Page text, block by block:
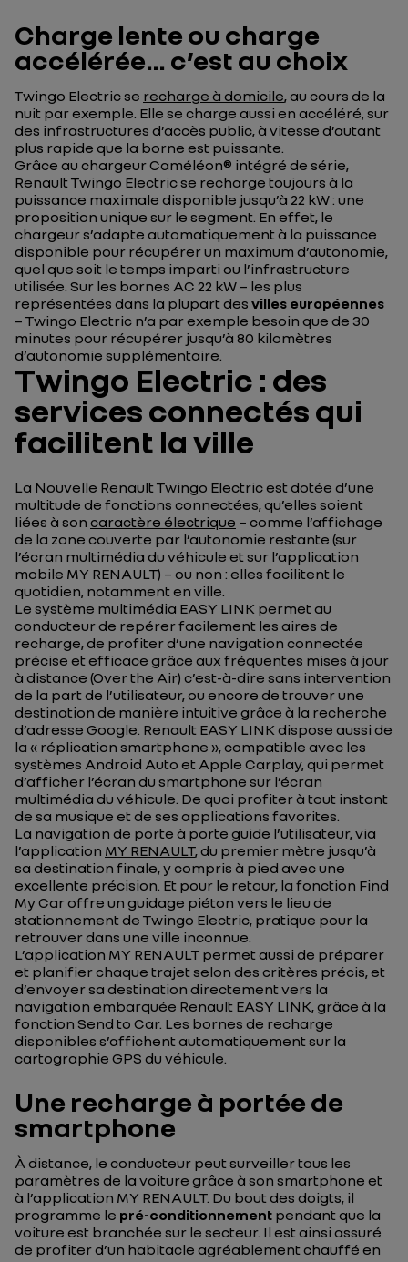
Charge lente ou charge
accélérée… c’est au choix
Twingo Electric se recharge à domicile, au cours de la
nuit par exemple. Elle se charge aussi en accéléré, sur
des infrastructures d’accès public, à vitesse d’autant
plus rapide que la borne est puissante.
Grâce au chargeur Caméléon® intégré de série,
Renault Twingo Electric se recharge toujours à la
puissance maximale disponible jusqu’à 22 kW : une
proposition unique sur le segment. En effet, le
chargeur s’adapte automatiquement à la puissance
disponible pour récupérer un maximum d’autonomie,
quel que soit le temps imparti ou l’infrastructure
utilisée. Sur les bornes AC 22 kW – les plus
représentées dans la plupart des villes européennes
– Twingo Electric n’a par exemple besoin que de 30
minutes pour récupérer jusqu’à 80 kilomètres
d’autonomie supplémentaire.
Twingo Electric : des
services connectés qui
facilitent la ville
La Nouvelle Renault Twingo Electric est dotée d’une
multitude de fonctions connectées, qu’elles soient
liées à son caractère électrique – comme l’affichage
de la zone couverte par l’autonomie restante (sur
l’écran multimédia du véhicule et sur l’application
mobile MY RENAULT) – ou non : elles facilitent le
quotidien, notamment en ville.
Le système multimédia EASY LINK permet au
conducteur de repérer facilement les aires de
recharge, de profiter d’une navigation connectée
précise et efficace grâce aux fréquentes mises à jour
à distance (Over the Air) c’est-à-dire sans intervention
de la part de l’utilisateur, ou encore de trouver une
destination de manière intuitive grâce à la recherche
d’adresse Google. Renault EASY LINK dispose aussi de
la « réplication smartphone », compatible avec les
systèmes Android Auto et Apple Carplay, qui permet
d’afficher l’écran du smartphone sur l’écran
multimédia du véhicule. De quoi profiter à tout instant
de sa musique et de ses applications favorites.
La navigation de porte à porte guide l’utilisateur, via
l’application MY RENAULT, du premier mètre jusqu’à
sa destination finale, y compris à pied avec une
excellente précision. Et pour le retour, la fonction Find
My Car offre un guidage piéton vers le lieu de
stationnement de Twingo Electric, pratique pour la
retrouver dans une ville inconnue.
L’application MY RENAULT permet aussi de préparer
et planifier chaque trajet selon des critères précis, et
d’envoyer sa destination directement vers la
navigation embarquée Renault EASY LINK, grâce à la
fonction Send to Car. Les bornes de recharge
disponibles s’affichent automatiquement sur la
cartographie GPS du véhicule.
Une recharge à portée de
smartphone
À distance, le conducteur peut surveiller tous les
paramètres de la voiture grâce à son smartphone et
à l’application MY RENAULT. Du bout des doigts, il
programme le pré-conditionnement pendant que la
voiture est branchée sur le secteur. Il est ainsi assuré
de profiter d’un habitacle agréablement chauffé en